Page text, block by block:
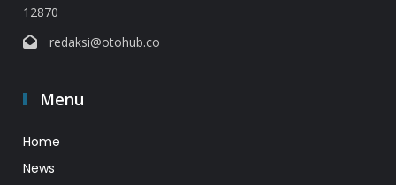
12870
redaksi@otohub.co
Menu
Home
News